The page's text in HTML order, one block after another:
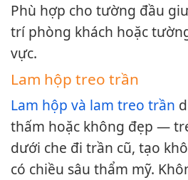
Phù hợp cho tường đầu
trí phòng khách hoặc
vực.
Lam hộp treo trần
Lam hộp và lam treo trần
thấm hoặc không đẹp —
dưới che đi trần cũ, tạo
có chiều sâu thẩm mỹ.